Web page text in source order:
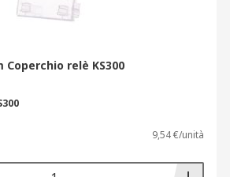
Coperchio relè KS300
9,54 €/unità